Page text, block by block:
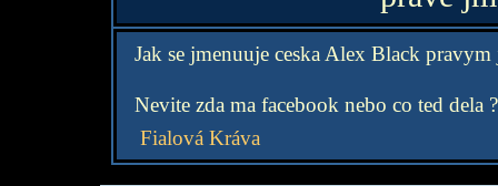
Jak se jmenuuje ceska Alex Black pravym
Nevite zda ma facebook nebo co ted dela ?
Fialová Kráva